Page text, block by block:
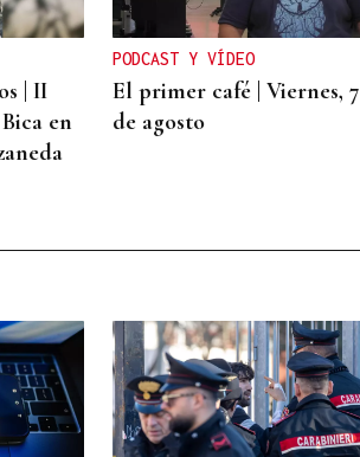
| II
en
PODCAST Y VÍDEO
El primer café | Viernes, 7
de agosto